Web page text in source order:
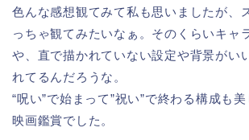
色んな感想観てみて私も思いましたが、
っちゃ観てみたいなぁ。そのくらいキャ
や、直で描かれていない設定や背景がい
れてるんだろうな。
“呪い”で始まって”祝い”で終わる構成も
映画鑑賞でした。